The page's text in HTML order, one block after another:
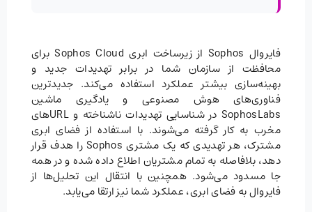
فایروال Sophos از زیرساخت ابری Sophos Cloud برای
محافظت از سازمان شما در برابر تهدیدات جدید و
بهینه‌سازی بیشتر عملکرد استفاده می‌کند. جدیدترین
فناوری‌های هوش مصنوعی و یادگیری ماشین
SophosLabs در شناسایی تهدیدات ناشناخته و URLهای
مخرب به کار گرفته می‌شوند. با استفاده از فضای ابری
مشترک، هر تهدیدی که یک مشتری Sophos را هدف قرار
دهد، بلافاصله به تمام مشتریان اطلاع داده شده و در همه
جا مسدود می‌شود. همچنین با انتقال این تحلیل‌ها از
فایروال به فضای ابری، عملکرد شما نیز ارتقا می‌یابد.